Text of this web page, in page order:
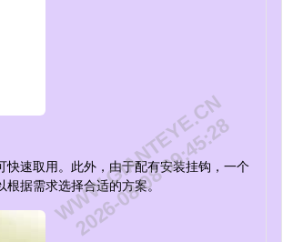
速取用。此外，由于配有安装挂钩，一个
根据需求选择合适的方案。
WWW.GIANTEYE.CN
2026-08-08 09:45:28